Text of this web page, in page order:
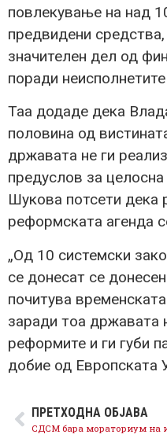
повлекување на над
предвидени
значителен дел од
поради
Таа додаде дека
половина од
државата не ги
предуслов за
Шукова потсети дека
реформската агенда
„Од 10 системски
се донесат се
почитува
заради тоа државата
реформите и ги губи
добие од Европската
ПРЕТХОДНА ОБЈАВА